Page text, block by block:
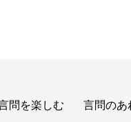
問を楽しむ 言問のあ